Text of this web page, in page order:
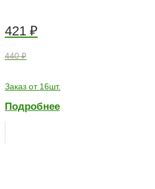
421 ₽
440 ₽
Заказ от 16шт.
Подробнее